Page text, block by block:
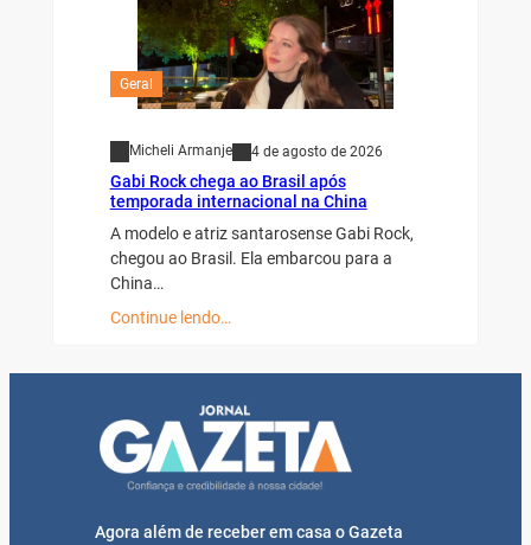
Geral
Micheli Armanje 4 de agosto de 2026
Gabi Rock chega ao Brasil após
temporada internacional na China
A modelo e atriz santarosense Gabi Rock,
chegou ao Brasil. Ela embarcou para a
China…
Continue lendo…
Agora além de receber em casa o Gazeta